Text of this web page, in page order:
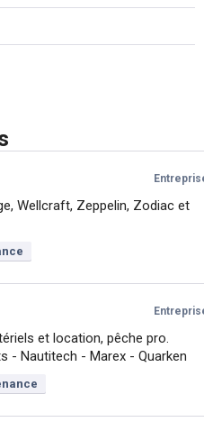
Wellcraft, Zeppelin, Zodiac et
et location, pêche pro.
- Nautitech - Marex - Quarken